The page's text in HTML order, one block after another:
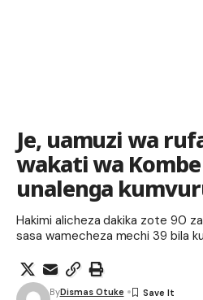
Je, uamuzi wa
wakati wa
unalenga
Hakimi alicheza dakika zote 90
sasa wamecheza mechi 39 bila
ByDismas Otuke